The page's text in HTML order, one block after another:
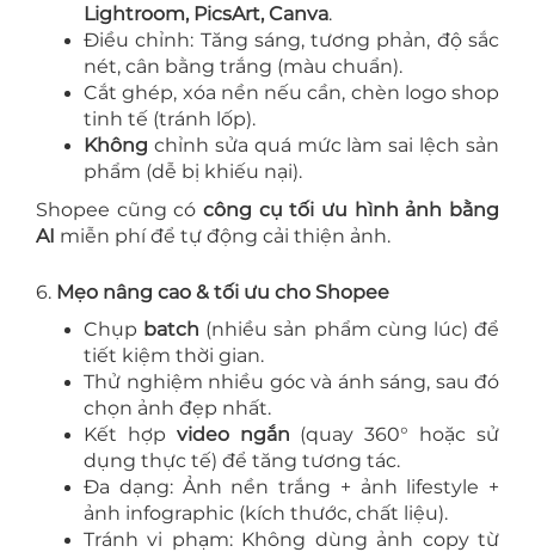
Lightroom, PicsArt, Canva.
Điều chỉnh: Tăng sáng, tương phản, độ sắc
nét, cân bằng trắng (màu chuẩn).
Cắt ghép, xóa nền nếu cần, chèn logo shop
tinh tế (tránh lốp).
Không chỉnh sửa quá mức làm sai lệch sản
phẩm (dễ bị khiếu nại).
Shopee cũng có công cụ tối ưu hình ảnh bằng
AI miễn phí để tự động cải thiện ảnh.
6. Mẹo nâng cao & tối ưu cho Shopee
Chụp batch (nhiều sản phẩm cùng lúc) để
tiết kiệm thời gian.
Thử nghiệm nhiều góc và ánh sáng, sau đó
chọn ảnh đẹp nhất.
Kết hợp video ngắn (quay 360° hoặc sử
dụng thực tế) để tăng tương tác.
Đa dạng: Ảnh nền trắng + ảnh lifestyle +
ảnh infographic (kích thước, chất liệu).
Tránh vi phạm: Không dùng ảnh copy từ